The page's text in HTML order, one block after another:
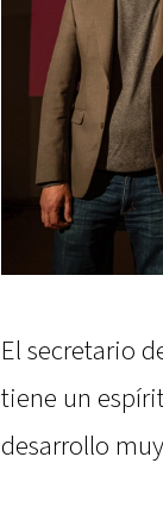
El secretario
tiene un
desarrollo